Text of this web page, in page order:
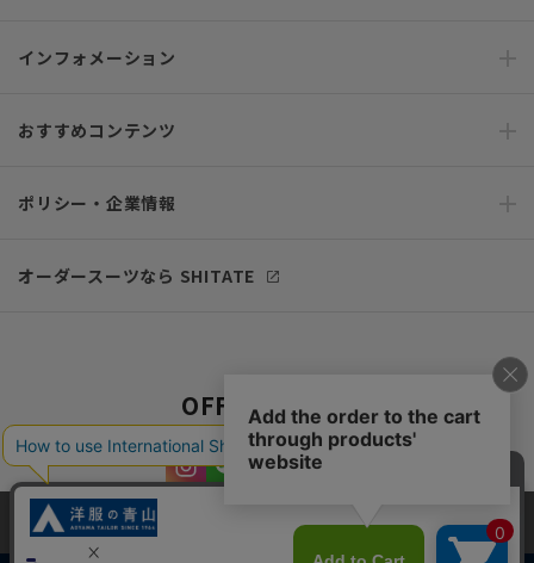
インフォメーション
おすすめコンテンツ
ポリシー・企業情報
オーダースーツなら SHITATE
OFFICIAL SNS
当サイトでは、快適な閲覧体験とコンテンツ改善のためにCookieを使用